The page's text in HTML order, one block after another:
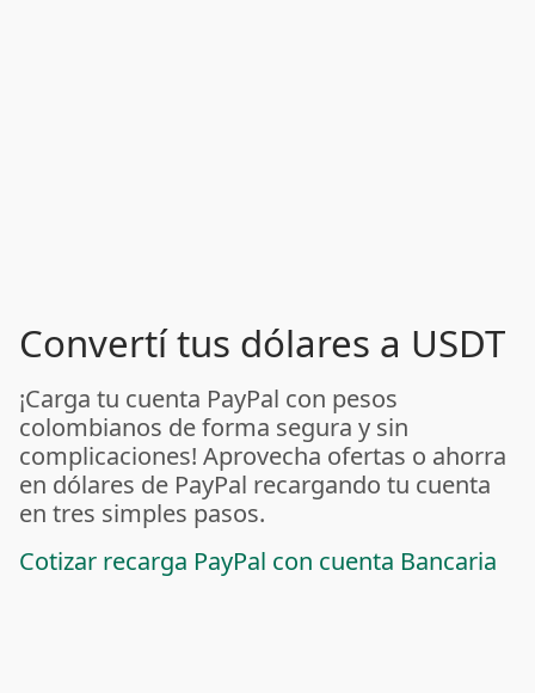
Convertí tus dólares a USDT
¡Carga tu cuenta PayPal con pesos
colombianos de forma segura y sin
complicaciones! Aprovecha ofertas o ahorra
en dólares de PayPal recargando tu cuenta
en tres simples pasos.
Cotizar recarga PayPal con cuenta Bancaria